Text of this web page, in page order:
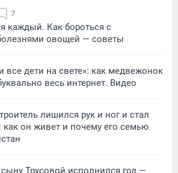
7
каждый. Как бороться с
овощей — советы
все дети на свете»: как медвежонок
весь интернет. Видео
лишился рук и ног и стал
как он живет и почему его семью
Трусовой исполнился год —